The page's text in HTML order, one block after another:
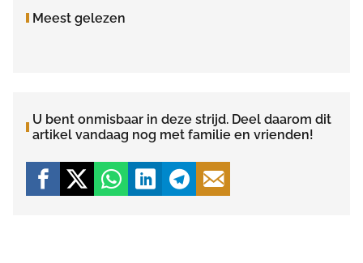
Meest gelezen
U bent onmisbaar in deze strijd. Deel daarom dit
artikel vandaag nog met familie en vrienden!